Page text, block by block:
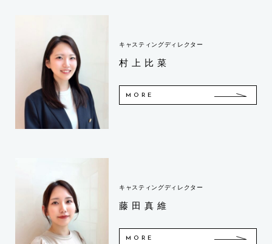
キャスティングディレクター
村上比菜
MORE
キャスティングディレクター
藤田真維
MORE